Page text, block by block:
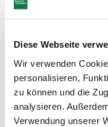
Diese Webseite
Wir verwenden
personalisieren,
zu können und die
analysieren.
Verwendung unserer
©